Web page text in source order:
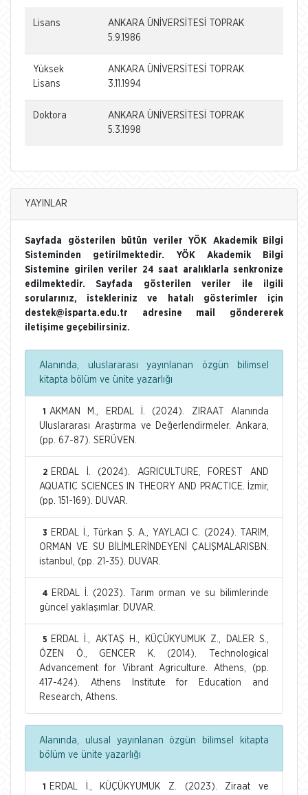
Lisans
ANKARA ÜNİVERSİTESİ TOPRAK
5.9.1986
Yüksek
Lisans
ANKARA ÜNİVERSİTESİ TOPRAK
3.11.1994
Doktora
ANKARA ÜNİVERSİTESİ TOPRAK
5.3.1998
YAYINLAR
Sayfada gösterilen bütün veriler YÖK Akademik Bilgi
Sisteminden getirilmektedir. YÖK Akademik Bilgi
Sistemine girilen veriler 24 saat aralıklarla senkronize
edilmektedir. Sayfada gösterilen veriler ile ilgili
sorularınız, istekleriniz ve hatalı gösterimler için
destek@isparta.edu.tr adresine mail göndererek
iletişime geçebilirsiniz.
Alanında, uluslararası yayınlanan özgün bilimsel
kitapta bölüm ve ünite yazarlığı
1
AKMAN M., ERDAL İ. (2024). ZIRAAT Alanında
Uluslararası Araştırma ve Değerlendirmeler. Ankara,
(pp. 67-87). SERÜVEN.
2 ERDAL İ. (2024). AGRICULTURE, FOREST AND
AQUATIC SCIENCES IN THEORY AND PRACTICE. İzmir,
(pp. 151-169). DUVAR.
3
ERDAL İ., Türkan Ş. A., YAYLACI C. (2024). TARIM,
ORMAN VE SU BİLİMLERİNDEYENİ ÇALIŞMALARISBN.
istanbul, (pp. 21-35). DUVAR.
4
ERDAL İ. (2023). Tarım orman ve su bilimlerinde
güncel yaklaşımlar. DUVAR.
5
ERDAL İ., AKTAŞ H., KÜÇÜKYUMUK Z., DALER S.,
ÖZEN Ö., GENCER K. (2014). Technological
Advancement for Vibrant Agriculture. Athens, (pp.
417-424). Athens Institute for Education and
Research, Athens.
Alanında, ulusal yayınlanan özgün bilimsel kitapta
bölüm ve ünite yazarlığı
1
ERDAL İ., KÜÇÜKYUMUK Z. (2023). Ziraat ve